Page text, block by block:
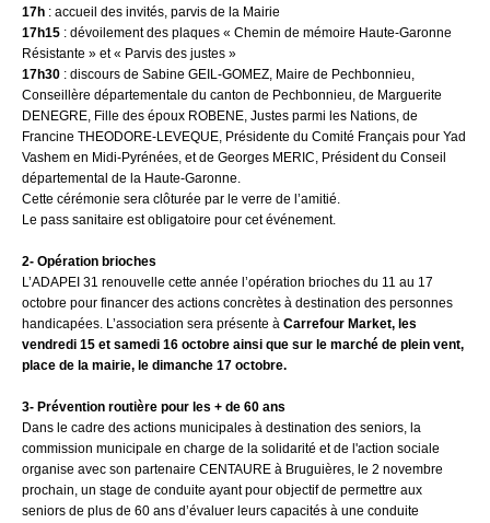
17h : accueil des invités, parvis de la Mairie
17h15 : dévoilement des plaques « Chemin de mémoire Haute-Garonne
Résistante » et « Parvis des justes »
17h30 : discours de Sabine GEIL-GOMEZ, Maire de Pechbonnieu,
Conseillère départementale du canton de Pechbonnieu, de Marguerite
DENEGRE, Fille des époux ROBENE, Justes parmi les Nations, de
Francine THEODORE-LEVEQUE, Présidente du Comité Français pour Yad
Vashem en Midi-Pyrénées, et de Georges MERIC, Président du Conseil
départemental de la Haute-Garonne.
Cette cérémonie sera clôturée par le verre de l’amitié.
Le pass sanitaire est obligatoire pour cet événement.
2- Opération brioches
L’ADAPEI 31 renouvelle cette année l’opération brioches du 11 au 17
octobre pour financer des actions concrètes à destination des personnes
handicapées. L’association sera présente à Carrefour Market, les
vendredi 15 et samedi 16 octobre ainsi que sur le marché de plein vent,
place de la mairie, le dimanche 17 octobre.
3- Prévention routière pour les + de 60 ans
Dans le cadre des actions municipales à destination des seniors, la
commission municipale en charge de la solidarité et de l'action sociale
organise avec son partenaire CENTAURE à Bruguières, le 2 novembre
prochain, un stage de conduite ayant pour objectif de permettre aux
seniors de plus de 60 ans d’évaluer leurs capacités à une conduite